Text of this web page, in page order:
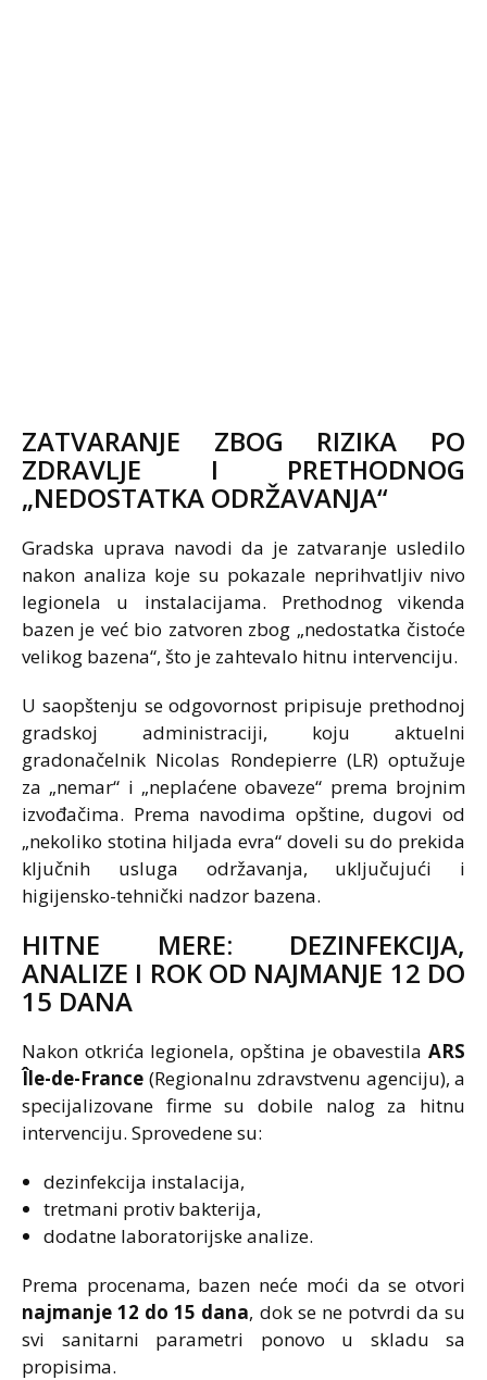
ZATVARANJE ZBOG RIZIKA PO
ZDRAVLJE I PRETHODNOG
„NEDOSTATKA ODRŽAVANJA“
Gradska uprava navodi da je zatvaranje usledilo
nakon analiza koje su pokazale neprihvatljiv nivo
legionela u instalacijama. Prethodnog vikenda
bazen je već bio zatvoren zbog „nedostatka čistoće
velikog bazena“, što je zahtevalo hitnu intervenciju.
U saopštenju se odgovornost pripisuje prethodnoj
gradskoj administraciji, koju aktuelni
gradonačelnik Nicolas Rondepierre (LR) optužuje
za „nemar“ i „neplaćene obaveze“ prema brojnim
izvođačima. Prema navodima opštine, dugovi od
„nekoliko stotina hiljada evra“ doveli su do prekida
ključnih usluga održavanja, uključujući i
higijensko-tehnički nadzor bazena.
HITNE MERE: DEZINFEKCIJA,
ANALIZE I ROK OD NAJMANJE 12 DO
15 DANA
Nakon otkrića legionela, opština je obavestila ARS
Île-de-France (Regionalnu zdravstvenu agenciju), a
specijalizovane firme su dobile nalog za hitnu
intervenciju. Sprovedene su:
dezinfekcija instalacija,
tretmani protiv bakterija,
dodatne laboratorijske analize.
Prema procenama, bazen neće moći da se otvori
najmanje 12 do 15 dana, dok se ne potvrdi da su
svi sanitarni parametri ponovo u skladu sa
propisima.